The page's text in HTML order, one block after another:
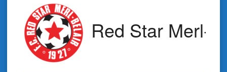
Red Star Merl-